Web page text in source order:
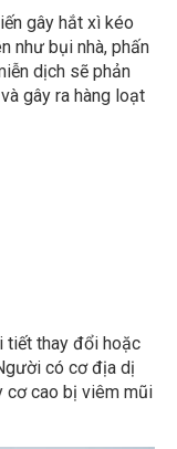
gây hắt xì kéo
như bụi nhà, phấn
dịch sẽ phản
gây ra hàng loạt
tiết thay đổi hoặc
có cơ địa dị
cơ cao bị viêm mũi